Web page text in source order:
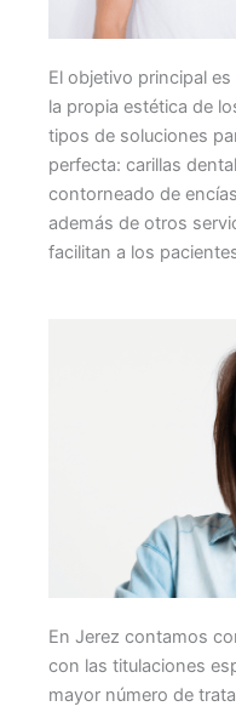
El objetivo principal
la propia estética de
tipos de soluciones
perfecta: carillas
contorneado de
además de otros
facilitan a los
En Jerez contamos
con las titulaciones
mayor número de